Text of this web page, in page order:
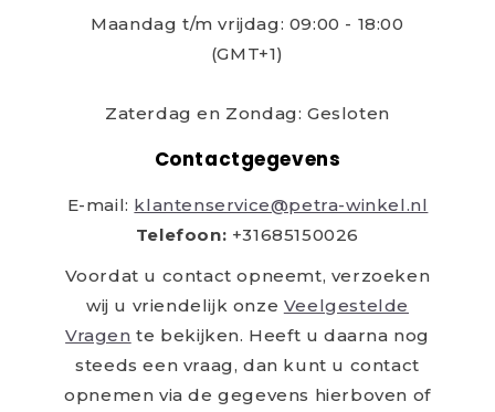
Maandag t/m vrijdag: 09:00 - 18:00
(GMT+1)
Zaterdag en Zondag: Gesloten
Contactgegevens
E-mail: klantenservice@petra-winkel.nl
Telefoon: +31685150026
Voordat u contact opneemt, verzoeken
wij u vriendelijk onze Veelgestelde
Vragen te bekijken. Heeft u daarna nog
steeds een vraag, dan kunt u contact
opnemen via de gegevens hierboven of